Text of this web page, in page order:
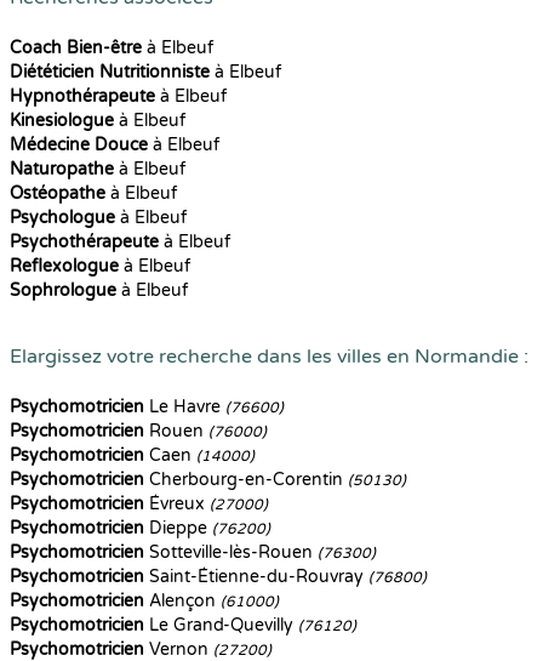
Coach Bien-être à Elbeuf
Diététicien Nutritionniste à Elbeuf
Hypnothérapeute à Elbeuf
Kinesiologue à Elbeuf
Médecine Douce à Elbeuf
Naturopathe à Elbeuf
Ostéopathe à Elbeuf
Psychologue à Elbeuf
Psychothérapeute à Elbeuf
Reflexologue à Elbeuf
Sophrologue à Elbeuf
Elargissez votre recherche dans les villes en Normandie :
Psychomotricien Le Havre (76600)
Psychomotricien Rouen (76000)
Psychomotricien Caen (14000)
Psychomotricien Cherbourg-en-Corentin (50130)
Psychomotricien Évreux (27000)
Psychomotricien Dieppe (76200)
Psychomotricien Sotteville-lès-Rouen (76300)
Psychomotricien Saint-Étienne-du-Rouvray (76800)
Psychomotricien Alençon (61000)
Psychomotricien Le Grand-Quevilly (76120)
Psychomotricien Vernon (27200)